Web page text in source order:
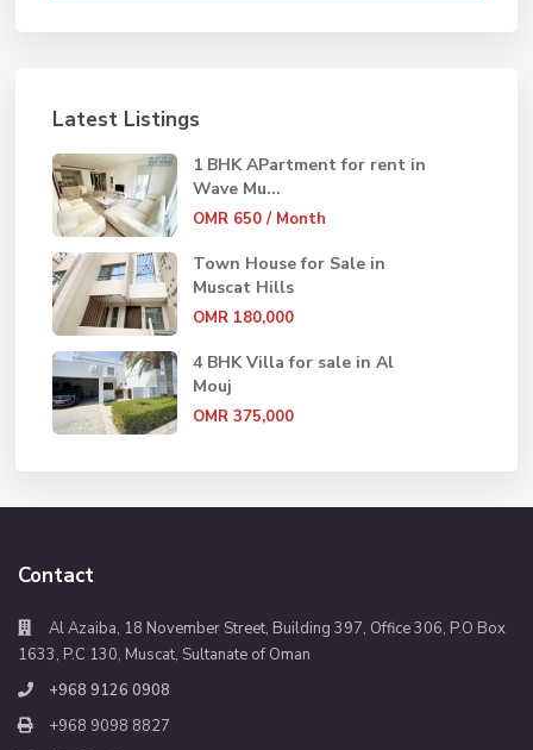
Latest Listings
1 BHK APartment for rent in
Wave Mu...
OMR 650/ Month
Town House for Sale in
Muscat Hills
OMR 180,000
4 BHK Villa for sale in Al
Mouj
OMR 375,000
Contact
Al Azaiba, 18 November Street, Building 397, Office 306, P.O Box
1633, P.C 130, Muscat, Sultanate of Oman
+968 9126 0908
+968 9098 8827